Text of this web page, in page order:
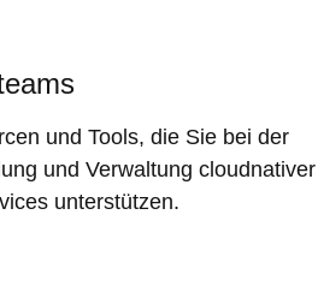
und Tools, die Sie bei der
und Verwaltung cloudnativer
unterstützen.